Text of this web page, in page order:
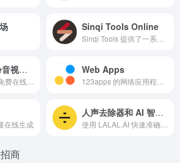
Sinqi Tools Online
油管YouTube音视频在线下载 Web Apps
在线生成
人声去除器和 AI 智能伴奏分离器